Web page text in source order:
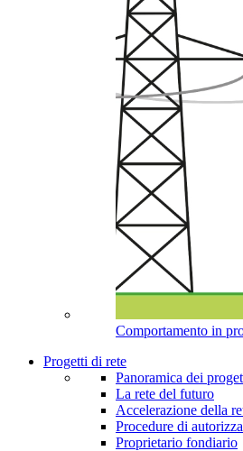
Comportamento in
Progetti di rete
Panoramica dei
La rete del futuro
Accelerazione della
Procedure di
Proprietario fondiario